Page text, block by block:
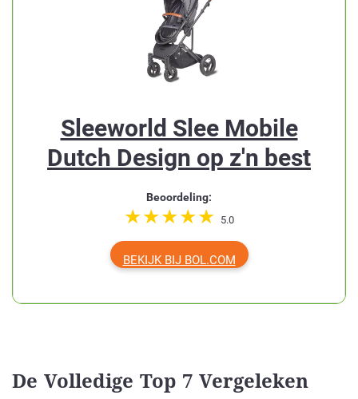
Sleeworld Slee Mobile
Dutch Design op z'n best
Beoordeling:
5.0
BEKIJK BIJ BOL.COM
De Volledige Top 7 Vergeleken